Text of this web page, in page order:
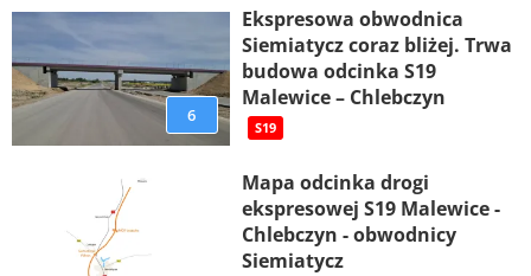
6
Ekspresowa obwodnica
Siemiatycz coraz bliżej. Trwa
budowa odcinka S19
Malewice – Chlebczyn
S19
Mapa odcinka drogi
ekspresowej S19 Malewice -
Chlebczyn - obwodnicy
Siemiatycz